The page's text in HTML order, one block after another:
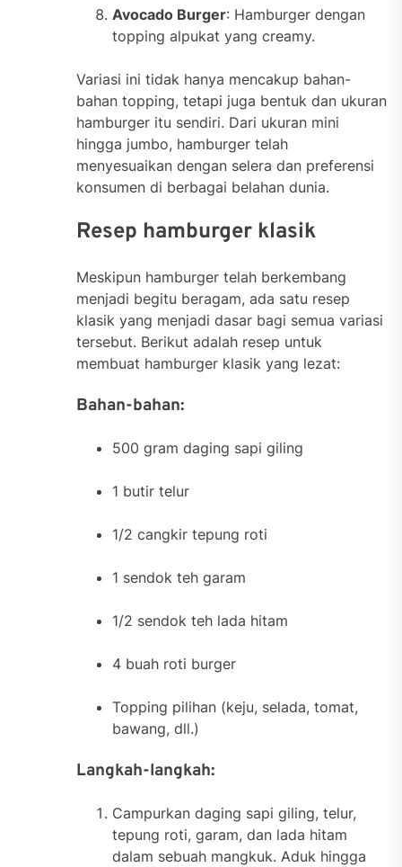
Avocado Burger: Hamburger dengan
topping alpukat yang creamy.
Variasi ini tidak hanya mencakup bahan-
bahan topping, tetapi juga bentuk dan ukuran
hamburger itu sendiri. Dari ukuran mini
hingga jumbo, hamburger telah
menyesuaikan dengan selera dan preferensi
konsumen di berbagai belahan dunia.
Resep hamburger klasik
Meskipun hamburger telah berkembang
menjadi begitu beragam, ada satu resep
klasik yang menjadi dasar bagi semua variasi
tersebut. Berikut adalah resep untuk
membuat hamburger klasik yang lezat:
Bahan-bahan:
500 gram daging sapi giling
1 butir telur
1/2 cangkir tepung roti
1 sendok teh garam
1/2 sendok teh lada hitam
4 buah roti burger
Topping pilihan (keju, selada, tomat,
bawang, dll.)
Langkah-langkah:
Campurkan daging sapi giling, telur,
tepung roti, garam, dan lada hitam
dalam sebuah mangkuk. Aduk hingga